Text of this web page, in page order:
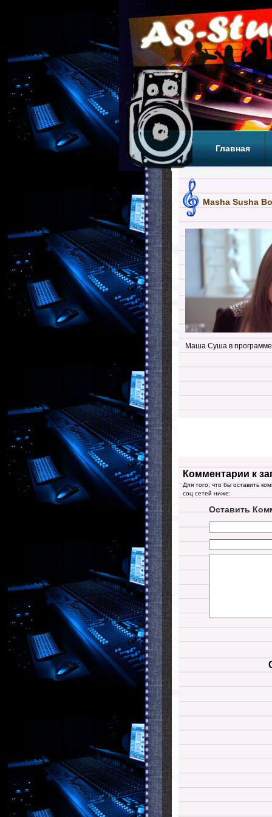
Главная
Masha Susha
Маша Суша в программе
Комментарии к
Для того, что бы оставить
соц сетей ниже:
Оставить